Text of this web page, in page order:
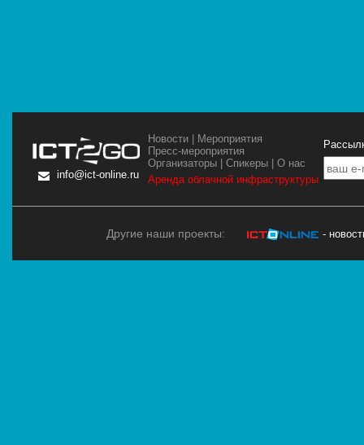
info@ict-online.ru
Новости
Мероприятия
Пресс-мероприятия
Организаторы |Спикеры |О нас
Аренда облачной инфраструктуры
Другие наши проекты: -